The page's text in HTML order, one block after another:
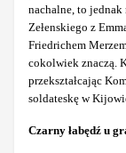
nachalne, to jednak
Zełenskiego z
Friedrichem
cokolwiek znaczą.
przekształcając
soldateskę w
Czarny łabędź u